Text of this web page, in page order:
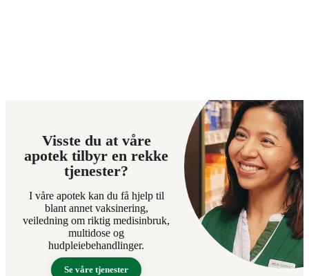
Visste du at våre
apotek tilbyr en rekke
tjenester?
I våre apotek kan du få hjelp til
blant annet vaksinering,
veiledning om riktig medisinbruk,
multidose og
hudpleiebehandlinger.
Se våre tjenester